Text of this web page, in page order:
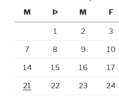
M
Þ M F
1 2 3
7 8 9 10
14 15 16 17
21 22 23 24